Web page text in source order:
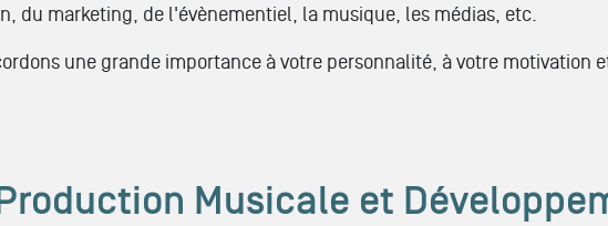
du marketing, de l'évènementiel, la musique, les médias, etc.
une grande importance à votre personnalité, à votre motivation
Musicale et